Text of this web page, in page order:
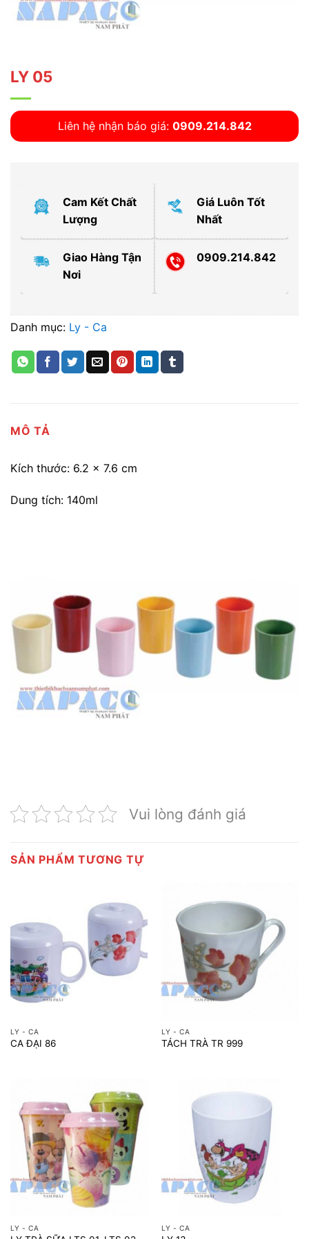
LY 05
Liên hệ nhận báo giá: 0909.214.842
Cam Kết Chất
Lượng
Giá Luôn Tốt
Nhất
Giao Hàng Tận
Nơi
0909.214.842
Danh mục: Ly - Ca
MÔ TẢ
Kích thước: 6.2 x 7.6 cm
Dung tích: 140ml
Vui lòng đánh giá
SẢN PHẨM TƯƠNG TỰ
LY - CA
CA ĐẠI 86
LY - CA
TÁCH TRÀ TR 999
LY - CA LY - CA